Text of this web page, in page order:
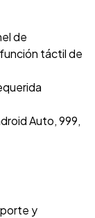
de
táctil de
Auto, 999,
y